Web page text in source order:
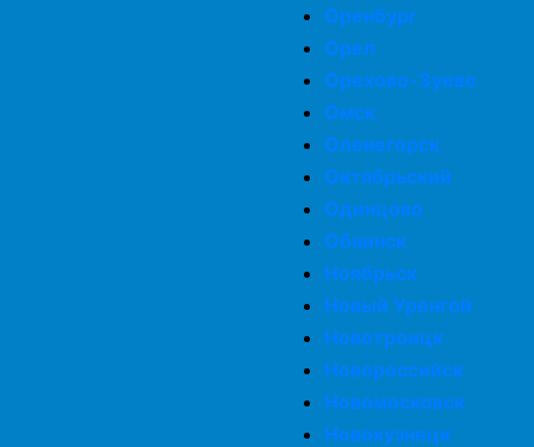
Оренбург
Орел
Орехово-Зуево
Омск
Оленегорск
Октябрьский
Одинцово
Обнинск
Ноябрьск
Новый Уренгой
Новотроицк
Новороссийск
Новомосковск
Новокузнецк